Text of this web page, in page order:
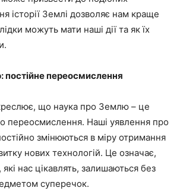
історії Землі дозволяє нам краще
можуть мати наші дії та як їх
переосмислення
що наука про Землю – це
переосмислення. Наші уявлення про
змінюються в міру отримання
нових технологій. Це означає,
нас цікавлять, залишаються без
суперечок.